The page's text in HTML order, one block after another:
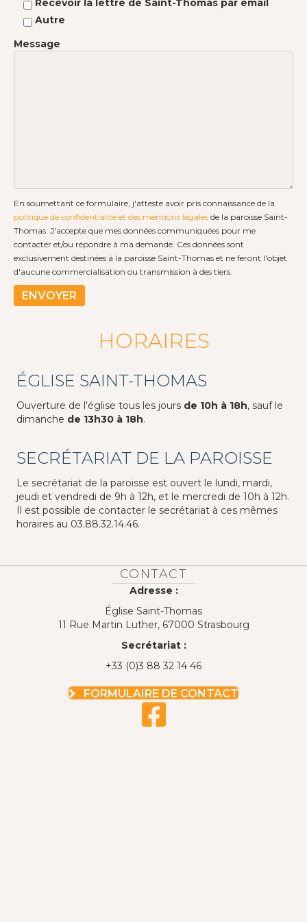
Recevoir la lettre de Saint-Thomas par email
Autre
Message
En soumettant ce formulaire, j'atteste avoir pris connaissance de la
politique de confidentialité et des mentions légales de la paroisse Saint-
Thomas. J'accepte que mes données communiquées pour me
contacter et/ou répondre à ma demande. Ces données sont
exclusivement destinées à la paroisse Saint-Thomas et ne feront l'objet
d'aucune commercialisation ou transmission à des tiers.
HORAIRES
ÉGLISE SAINT-THOMAS
Ouverture de l'église tous les jours de 10h à 18h, sauf le
dimanche de 13h30 à 18h.
SECRÉTARIAT DE LA PAROISSE
Le secrétariat de la paroisse est ouvert le lundi, mardi,
jeudi et vendredi de 9h à 12h, et le mercredi de 10h à 12h.
Il est possible de contacter le secrétariat à ces mêmes
horaires au 03.88.32.14.46.
CONTACT
Adresse :
Église Saint-Thomas
11 Rue Martin Luther, 67000 Strasbourg
Secrétariat :
+33 (0)3 88 32 14 46
FORMULAIRE DE CONTACT